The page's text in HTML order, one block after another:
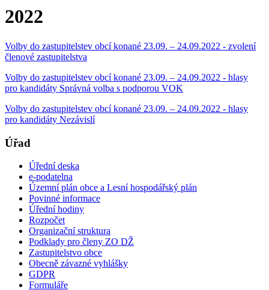
2022
Volby do zastupitelstev obcí konané 23.09. – 24.09.2022 - zvolení
členové zastupitelstva
Volby do zastupitelstev obcí konané 23.09. – 24.09.2022 - hlasy
pro kandidáty Správná volba s podporou VOK
Volby do zastupitelstev obcí konané 23.09. – 24.09.2022 - hlasy
pro kandidáty Nezávislí
Úřad
Úřední deska
e-podatelna
Územní plán obce a Lesní hospodářský plán
Povinné informace
Úřední hodiny
Rozpočet
Organizační struktura
Podklady pro členy ZO DŽ
Zastupitelstvo obce
Obecně závazné vyhlášky
GDPR
Formuláře